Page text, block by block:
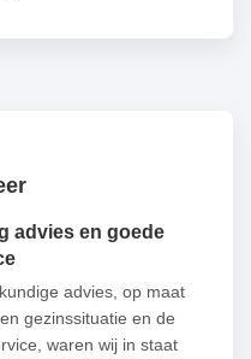
advies en goede
advies, op maat
gezinssituatie en de
waren wij in staat